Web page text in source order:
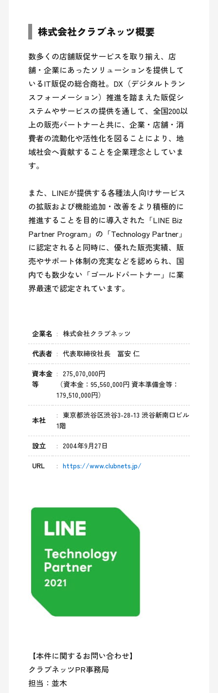
株式会社クラブネッツ概要
数多くの店舗販促サービスを取り揃え、店
舗・企業にあったソリューションを提供して
いるIT販促の総合商社。DX（デジタルトラン
スフォーメーション）推進を踏まえた販促シ
ステムやサービスの提供を通して、全国200以
上の販売パートナーと共に、企業・店舗・消
費者の流動化や活性化を図ることにより、地
域社会へ貢献することを企業理念としていま
す。
また、LINEが提供する各種法人向けサービス
の拡販および機能追加・改善をより積極的に
推進することを目的に導入された「LINE Biz
Partner Program」の「Technology Partner」
に認定されると同時に、優れた販売実績、販
売やサポート体制の充実などを認められ、国
内でも数少ない「ゴールドパートナー」に業
界最速で認定されています。
企業名 株式会社クラブネッツ
代表者 代表取締役社長 冨安 仁
資本金
等
275,070,000円
（資本金：95,560,000円 資本準備金等：
179,510,000円）
本社
東京都渋谷区渋谷3-28-13 渋谷新南口ビル
1階
設立 2004年9月27日
URL https://www.clubnets.jp/
【本件に関するお問い合わせ】
クラブネッツPR事務局
担当：並木